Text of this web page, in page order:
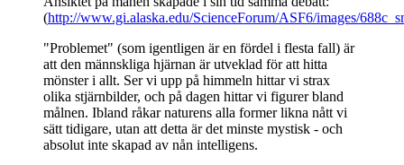
(http://www.gi.alaska.edu/ScienceForum/ASF6/images/
"Problemet" (som igentligen är en fördel i flesta fall) är
att den männskliga hjärnan är utveklad för att hitta
mönster i allt. Ser vi upp på himmeln hittar vi strax
olika stjärnbilder, och på dagen hittar vi figurer bland
målnen. Ibland råkar naturens alla former likna nått vi
sätt tidigare, utan att detta är det minste mystisk - och
absolut inte skapad av nån intelligens.